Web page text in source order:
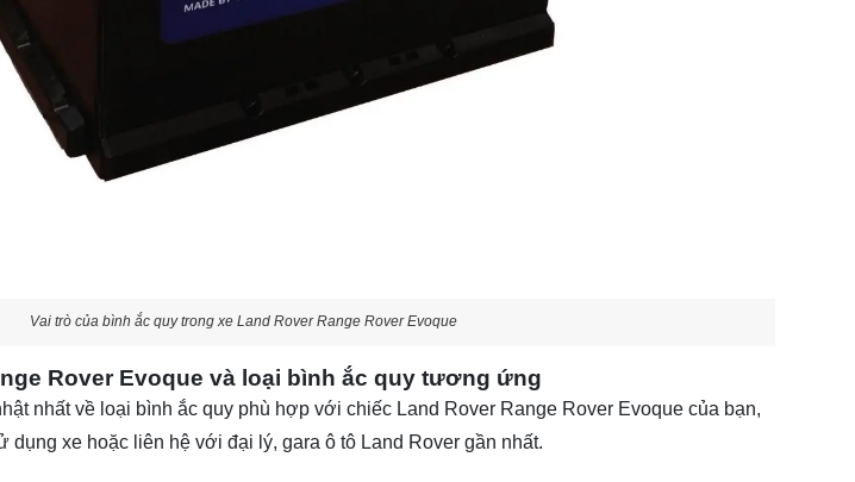
Vai trò của bình ắc quy trong xe Land Rover Range Rover Evoque
Rover Evoque và loại bình ắc quy tương ứng
nhất về loại bình ắc quy phù hợp với chiếc Land Rover Range Rover Evoquecủa bạn,
dụng xe hoặc liên hệ với đại lý, gara ô tô Land Rover gần nhất.